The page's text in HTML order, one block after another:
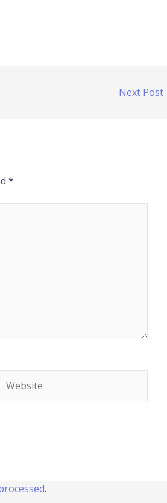
Next Post
*
.